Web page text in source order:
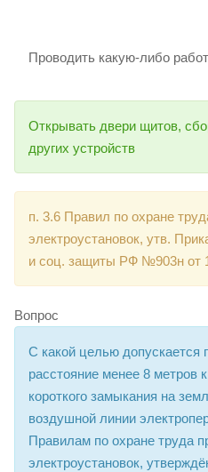
Проводить какую-либо
Открывать двери щитов,
других устройств
п. 3.6 Правил по охране
электроустановок, утв.
и соц. защиты РФ №903н от
Вопрос
С какой целью допускается
расстояние менее 8 метров
короткого замыкания на
воздушной линии
Правилам по охране труда
электроустановок,